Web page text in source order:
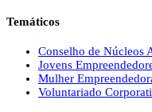
Temáticos
Conselho de Núcleos
Jovens
Mulher
Voluntariado